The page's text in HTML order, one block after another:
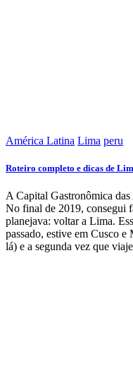
América Latina Lima peru
Roteiro completo e dicas de
A Capital Gastronômica
No final de 2019, consegui
planejava: voltar a Lima.
passado, estive em Cusco
lá) e a segunda vez que